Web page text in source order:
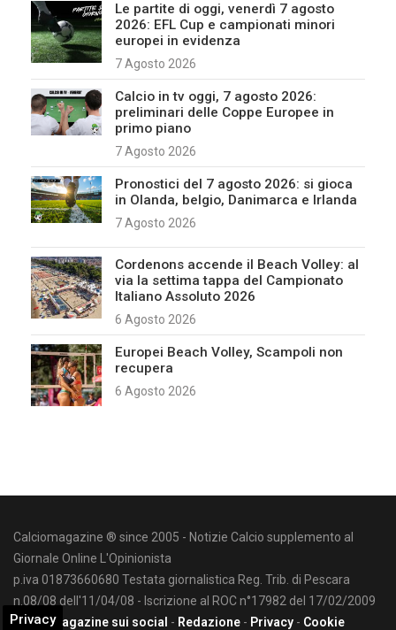
Le partite di oggi, venerdì 7 agosto
2026: EFL Cup e campionati minori
europei in evidenza
7 Agosto 2026
Calcio in tv oggi, 7 agosto 2026:
preliminari delle Coppe Europee in
primo piano
7 Agosto 2026
Pronostici del 7 agosto 2026: si gioca
in Olanda, belgio, Danimarca e Irlanda
7 Agosto 2026
Cordenons accende il Beach Volley: al
via la settima tappa del Campionato
Italiano Assoluto 2026
6 Agosto 2026
Europei Beach Volley, Scampoli non
recupera
6 Agosto 2026
Calciomagazine ® since 2005 - Notizie Calcio supplemento al
Giornale Online L'Opinionista
p.iva 01873660680 Testata giornalistica Reg. Trib. di Pescara
n.08/08 dell'11/04/08 - Iscrizione al ROC n°17982 del 17/02/2009
Calciomagazine sui social - Redazione - Privacy - Cookie
Privacy